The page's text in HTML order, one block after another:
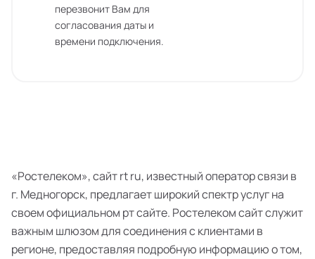
перезвонит Вам для
согласования даты и
времени подключения.
«Ростелеком», сайт rt ru, известный оператор связи в
г. Медногорск, предлагает широкий спектр услуг на
своем официальном рт сайте. Ростелеком сайт служит
важным шлюзом для соединения с клиентами в
регионе, предоставляя подробную информацию о том,